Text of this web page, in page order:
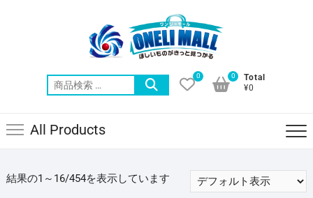
索
0
Total
¥0
0
All Products
結果の1～16/454を表示しています